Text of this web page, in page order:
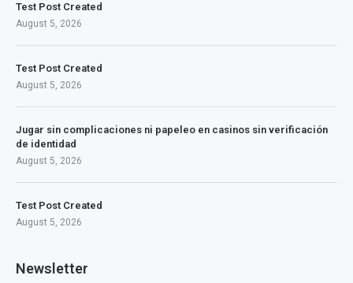
Test Post Created
August 5, 2026
Test Post Created
August 5, 2026
Jugar sin complicaciones ni papeleo en casinos sin verificación
de identidad
August 5, 2026
Test Post Created
August 5, 2026
Newsletter